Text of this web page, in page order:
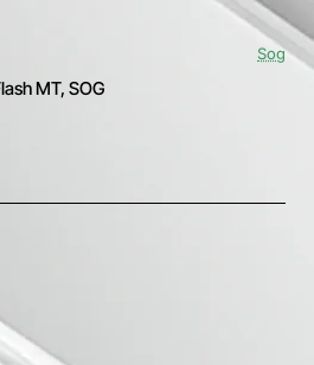
Sog
MT, SOG